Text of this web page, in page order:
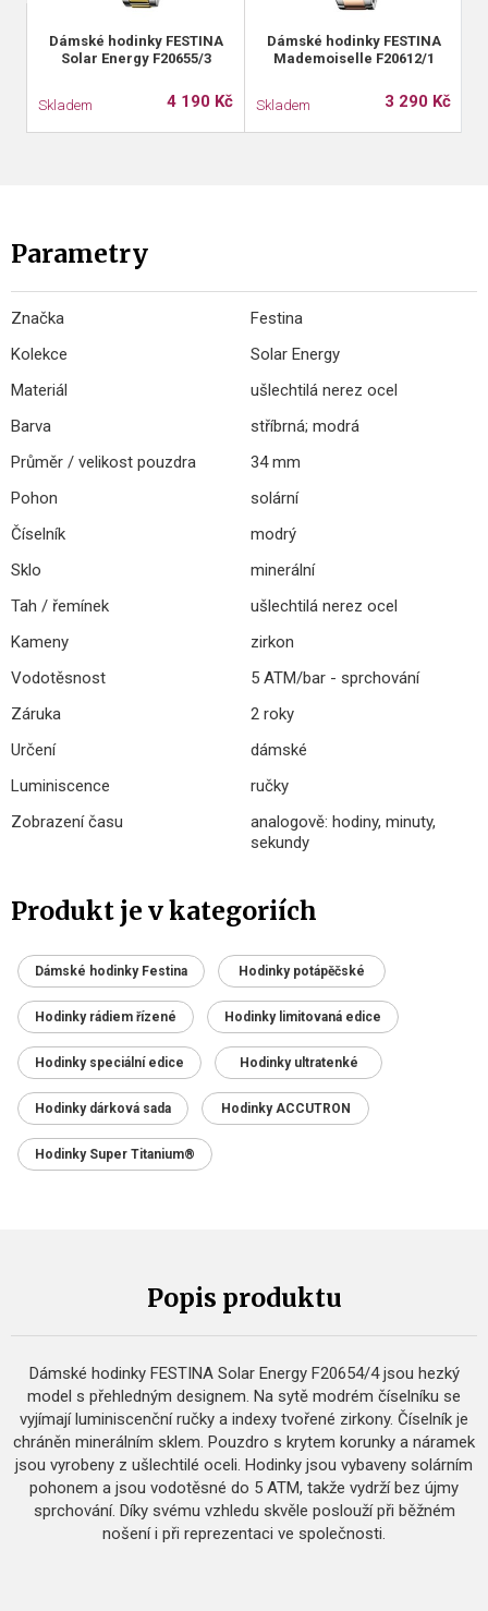
Dámské hodinky FESTINA
Solar Energy F20655/3
Skladem 4 190 Kč
Dámské hodinky FESTINA
Mademoiselle F20612/1
Skladem 3 290 Kč
Parametry
Značka
Festina
Kolekce
Solar Energy
Materiál
ušlechtilá nerez ocel
Barva
stříbrná; modrá
Průměr / velikost pouzdra
34 mm
Pohon
solární
Číselník
modrý
Sklo
minerální
Tah / řemínek
ušlechtilá nerez ocel
Kameny
zirkon
Vodotěsnost
5 ATM/bar - sprchování
Záruka
2 roky
Určení
dámské
Luminiscence
ručky
Zobrazení času
analogově: hodiny, minuty,
sekundy
Produkt je v kategoriích
Dámské hodinky Festina Hodinky potápěčské
Hodinky rádiem řízené Hodinky limitovaná edice
Hodinky speciální edice Hodinky ultratenké
Hodinky dárková sada Hodinky ACCUTRON
Hodinky Super Titanium®
Popis produktu
Dámské hodinky FESTINA Solar Energy F20654/4 jsou hezký
model s přehledným designem. Na sytě modrém číselníku se
vyjímají luminiscenční ručky a indexy tvořené zirkony. Číselník je
chráněn minerálním sklem. Pouzdro s krytem korunky a náramek
jsou vyrobeny z ušlechtilé oceli. Hodinky jsou vybaveny solárním
pohonem a jsou vodotěsné do 5 ATM, takže vydrží bez újmy
sprchování. Díky svému vzhledu skvěle poslouží při běžném
nošení i při reprezentaci ve společnosti.